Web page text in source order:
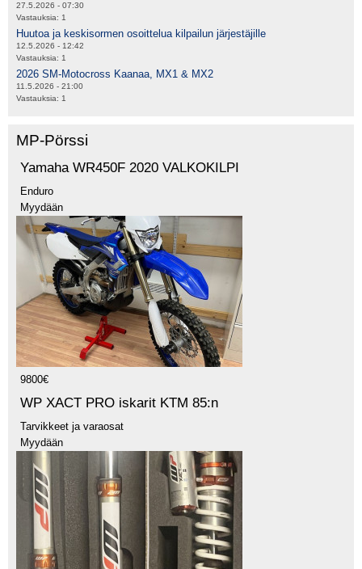
27.5.2026 - 07:30
Vastauksia: 1
Huutoa ja keskisormen osoittelua kilpailun järjestäjille
12.5.2026 - 12:42
Vastauksia: 1
2026 SM-Motocross Kaanaa, MX1 & MX2
11.5.2026 - 21:00
Vastauksia: 1
MP-Pörssi
Yamaha WR450F 2020 VALKOKILPI
Enduro
Myydään
9800€
WP XACT PRO iskarit KTM 85:n
Tarvikkeet ja varaosat
Myydään